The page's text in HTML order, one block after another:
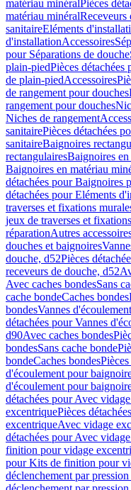
matériau minéralPièces
matériau minéralReceveurs
sanitaireEléments
d'installationAccessoires
pour Séparations de douche
plain-piedPièces
de plain-piedAccessoires
de rangement pour douches
rangement pour douches
Niches de rangement
sanitairePièces détachées
sanitaireBaignoires
rectangulairesBaignoires
Baignoires en matériau
détachées pour Baignoires
détachées pour Eléments
traverses et fixations
jeux de traverses et
réparationAutres
douches et baignoires
douche, d52Pièces
receveurs de douche, d52
Avec caches bondesSans
cache bondeCaches bondes
bondesVannes
détachées pour Vannes
d90Avec caches bondes
bondesSans cache bonde
bondeCaches bondes
d'écoulement pour
d'écoulement pour
détachées pour Avec
excentriquePièces
excentriqueAvec vidage
détachées pour Avec
finition pour vidage
pour Kits de finition pour
déclenchement par